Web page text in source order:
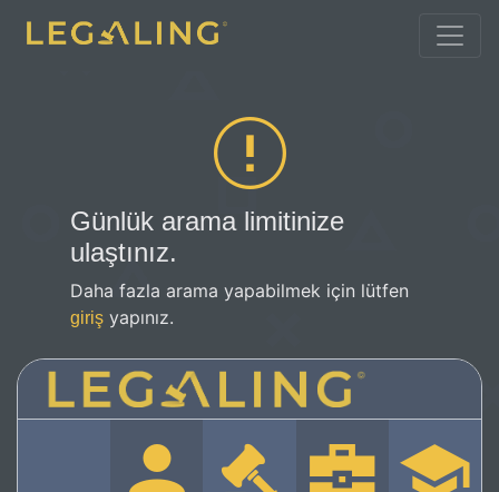
Günlük arama limitinize
ulaştınız.
Daha fazla arama yapabilmek için lütfen
giriş yapınız.